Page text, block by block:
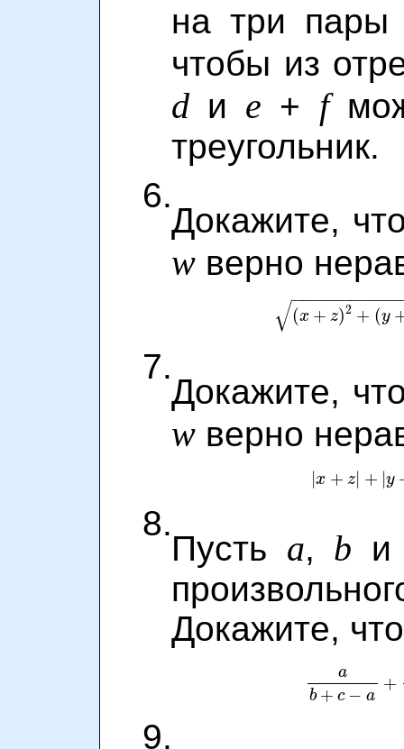
на три пары
чтобы из
d и e + f
треугольник.
6.
Докажите,
w верно
(x + z)2 + (y
−−−−−−−−−−−
√ (x +z) 2
7.
Докажите,
w верно
|x + z| + |y
|x +z |
8.
Пусть a, b
Докажите, что
a
b + c − a
+
ab +c
9.